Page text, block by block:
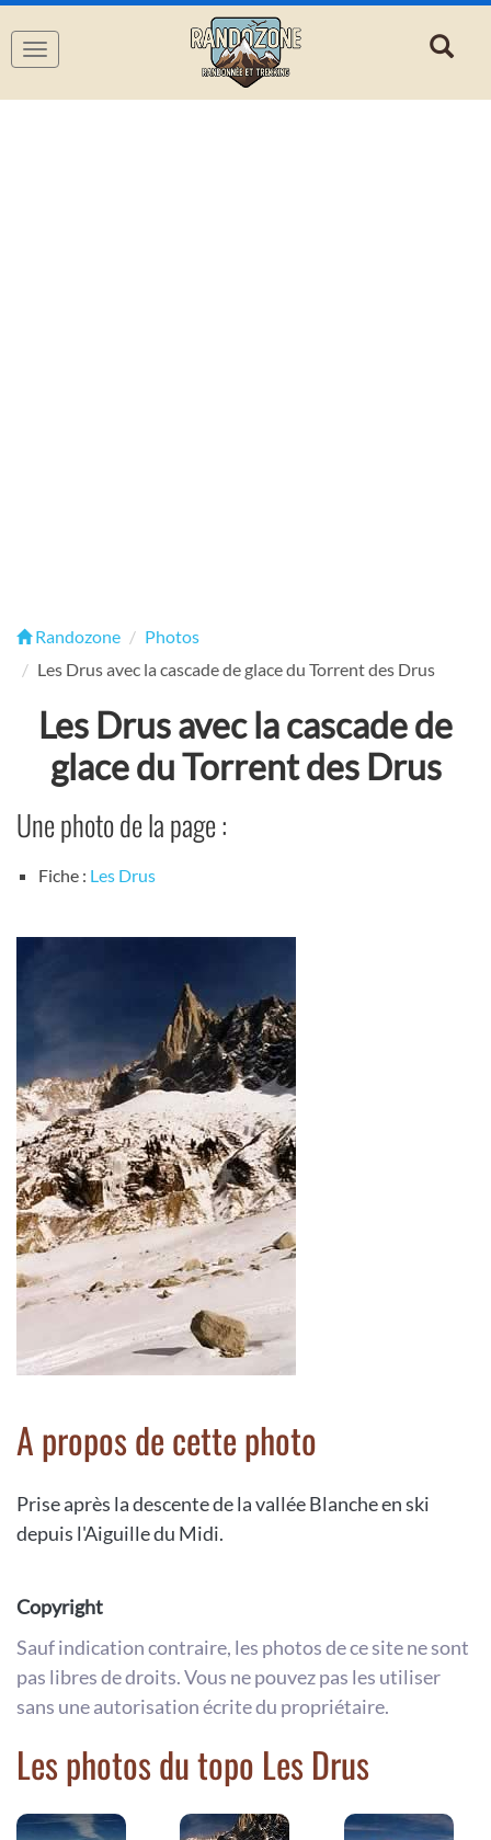
Navigation
Randozone
Photos
Les Drus avec la cascade de glace du Torrent des Drus
Les Drus avec la cascade de
glace du Torrent des Drus
Une photo de la page :
Fiche : Les Drus
A propos de cette photo
Prise après la descente de la vallée Blanche en ski
depuis l'Aiguille du Midi.
Copyright
Sauf indication contraire, les photos de ce site ne sont
pas libres de droits. Vous ne pouvez pas les utiliser
sans une autorisation écrite du propriétaire.
Les photos du topo Les Drus